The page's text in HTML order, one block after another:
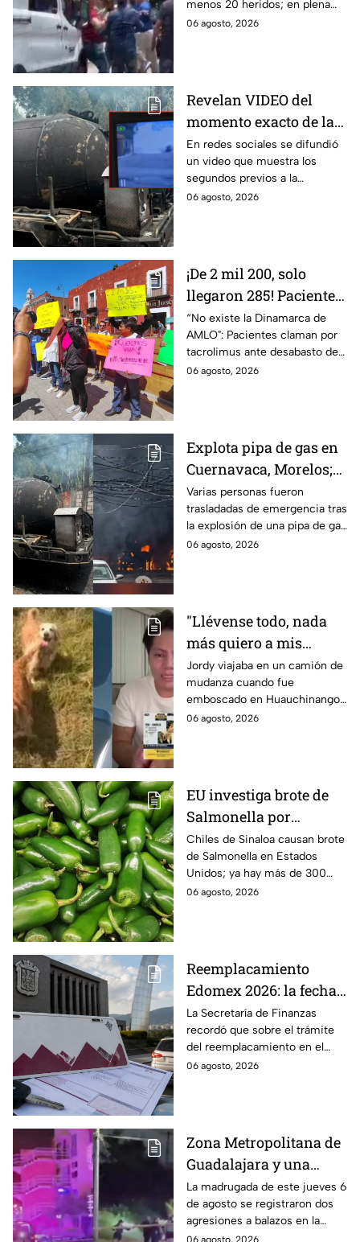
adultos desatan pelea
tras explosión de pipa
menos 20 heridos; en plena
emergencia, dos hombres
06 agosto, 2026
Revelan VIDEO del
momento exacto de la
explosión de pipa de
gas en Cuernavaca,
Morelos
En redes sociales se difundió
un video que muestra los
segundos previos a la
explosión de una pipa de gas
06 agosto, 2026
¡De 2 mil 200, solo
llegaron 285! Pacientes
claman por
medicamentos ante
desabasto en IMSS
Puebla
“No existe la Dinamarca de
AMLO": Pacientes claman por
tacrolimus ante desabasto de
medicamentos en hospital del
06 agosto, 2026
Explota pipa de gas en
Cuernavaca, Morelos;
se reportan más de 20
personas con
quemaduras
Varias personas fueron
trasladadas de emergencia tras
la explosión de una pipa de gas
cerca de la colonia Las
06 agosto, 2026
"Llévense todo, nada
más quiero a mis
perritas": Asaltan a un
joven, vacían sus
cuentas y le roban a sus
mascotas en
Jordy viajaba en un camión de
mudanza cuando fue
emboscado en Huauchinango,
Puebla, Además de quitarle
06 agosto, 2026
EU investiga brote de
Salmonella por
jalapeños de Sinaloa
Chiles de Sinaloa causan brote
de Salmonella en Estados
Unidos; ya hay más de 300
enfermos en 27 estados.
06 agosto, 2026
Reemplacamiento
Edomex 2026: la fecha
límite para obtener el
100% de descuento
La Secretaría de Finanzas
recordó que sobre el trámite
del reemplacamiento en el
Edomex, ¿hasta cuándo se
06 agosto, 2026
Zona Metropolitana de
Guadalajara y una
jornada de violencia:
Asesinan a balazos a
dos hombres en
La madrugada de este jueves 6
de agosto se registraron dos
agresiones a balazos en la
Zona Metropolitana de
06 agosto, 2026